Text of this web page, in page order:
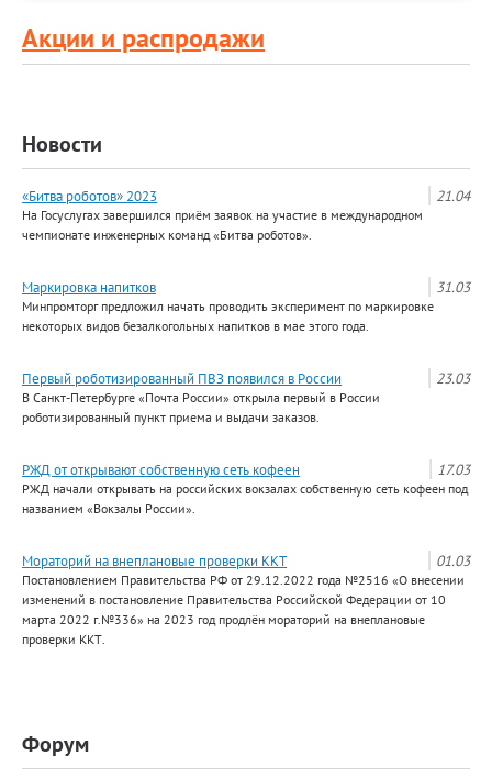
Акции и распродажи
Новости
21.04
«Битва роботов» 2023
На Госуслугах завершился приём заявок на участие в международном
чемпионате инженерных команд «Битва роботов».
31.03
Маркировка напитков
Минпромторг предложил начать проводить эксперимент по маркировке
некоторых видов безалкогольных напитков в мае этого года.
23.03
Первый роботизированный ПВЗ появился в России
В Санкт-Петербурге «Почта России» открыла первый в России
роботизированный пункт приема и выдачи заказов.
17.03
РЖД от открывают собственную сеть кофеен
РЖД начали открывать на российских вокзалах собственную сеть кофеен под
названием «Вокзалы России».
01.03
Мораторий на внеплановые проверки ККТ
Постановлением Правительства РФ от 29.12.2022 года №2516 «О внесении
изменений в постановление Правительства Российской Федерации от 10
марта 2022 г.№336» на 2023 год продлён мораторий на внеплановые
проверки ККТ.
Форум